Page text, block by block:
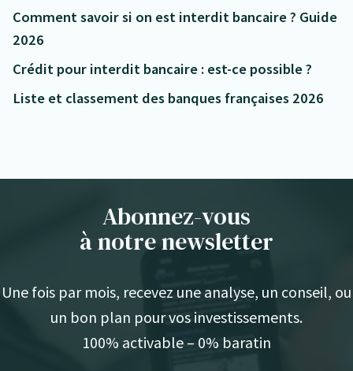
Comment savoir si on est interdit bancaire ? Guide
2026
Crédit pour interdit bancaire : est-ce possible ?
Liste et classement des banques françaises 2026
Abonnez-vous
à notre newsletter
Une fois par mois, recevez une analyse, un conseil, ou
un bon plan pour vos investissements.
100% activable – 0% baratin